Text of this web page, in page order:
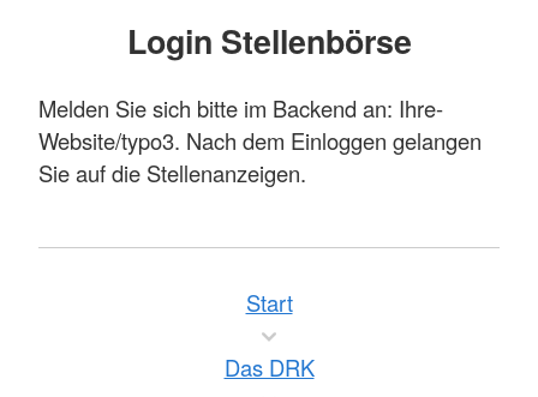
Login Stellenbörse
Melden Sie sich bitte im Backend an: Ihre-
Website/typo3. Nach dem Einloggen gelangen
Sie auf die Stellenanzeigen.
Start
Das DRK